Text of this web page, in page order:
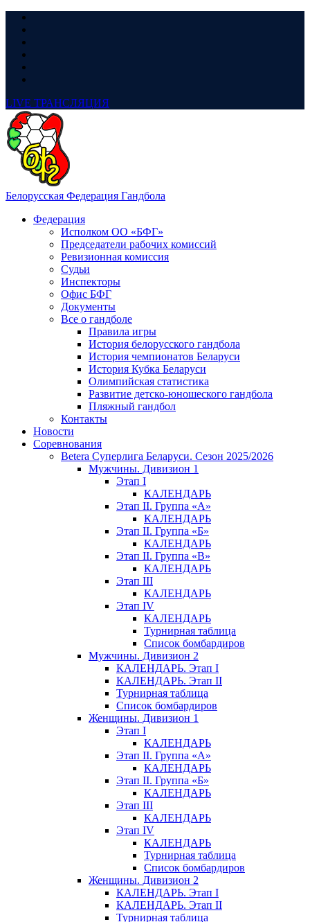
LIVE ТРАНСЛЯЦИЯ
Белорусская Федерация Гандбола
Федерация
Исполком ОО «БФГ»
Председатели рабочих комиссий
Ревизионная комиссия
Судьи
Инспекторы
Офис БФГ
Документы
Все о гандболе
Правила игры
История белорусского гандбола
История чемпионатов Беларуси
История Кубка Беларуси
Олимпийская статистика
Развитие детско-юношеского гандбола
Пляжный гандбол
Контакты
Новости
Соревнования
Betera Суперлига Беларуси. Сезон 2025/2026
Мужчины. Дивизион 1
Этап I
КАЛЕНДАРЬ
Этап II. Группа «А»
КАЛЕНДАРЬ
Этап II. Группа «Б»
КАЛЕНДАРЬ
Этап II. Группа «В»
КАЛЕНДАРЬ
Этап III
КАЛЕНДАРЬ
Этап IV
КАЛЕНДАРЬ
Турнирная таблица
Список бомбардиров
Мужчины. Дивизион 2
КАЛЕНДАРЬ. Этап I
КАЛЕНДАРЬ. Этап II
Турнирная таблица
Список бомбардиров
Женщины. Дивизион 1
Этап I
КАЛЕНДАРЬ
Этап II. Группа «А»
КАЛЕНДАРЬ
Этап II. Группа «Б»
КАЛЕНДАРЬ
Этап III
КАЛЕНДАРЬ
Этап IV
КАЛЕНДАРЬ
Турнирная таблица
Список бомбардиров
Женщины. Дивизион 2
КАЛЕНДАРЬ. Этап I
КАЛЕНДАРЬ. Этап II
Турнирная таблица